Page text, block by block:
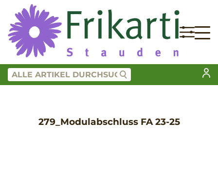
279_Modulabschluss FA 23-25